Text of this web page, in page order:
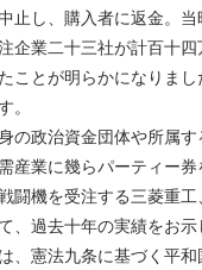
止し、購入者に返金。
企業二十三社が計百十四
ことが明らかになりまし
。
の政治資金団体や所属
産業に幾らパーティー券
闘機を受注する三菱重
、過去十年の実績をお示
、憲法九条に基づく平和